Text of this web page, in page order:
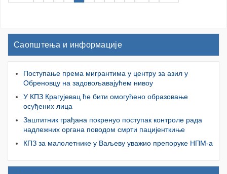
Саопштења и информације
Поступање према мигрантима у центру за азил у
Обреновцу на задовољавајућем нивоу
У КПЗ Крагујевац ће бити омогућено образовање
осуђених лица
Заштитник грађана покренуо поступак контроле рада
надлежних органа поводом смрти пацијенткиње
КПЗ за малолетнике у Ваљеву уважио препоруке НПМ-а